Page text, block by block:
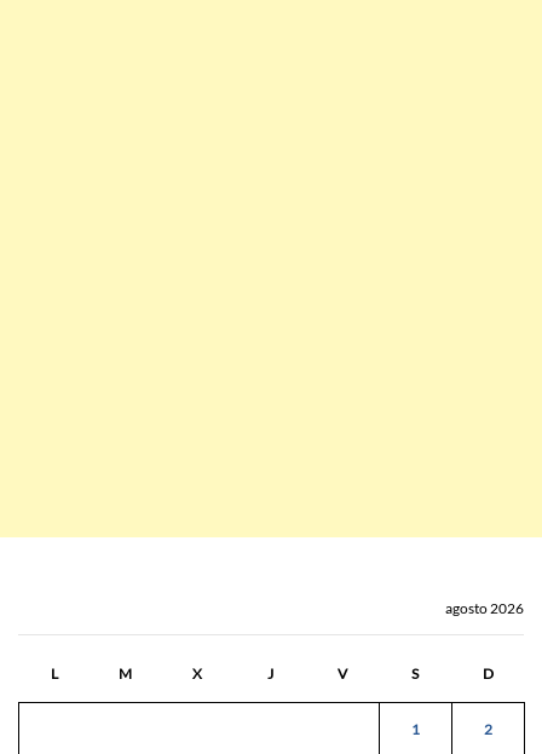
agosto 2026
L M X J V S D
1 2